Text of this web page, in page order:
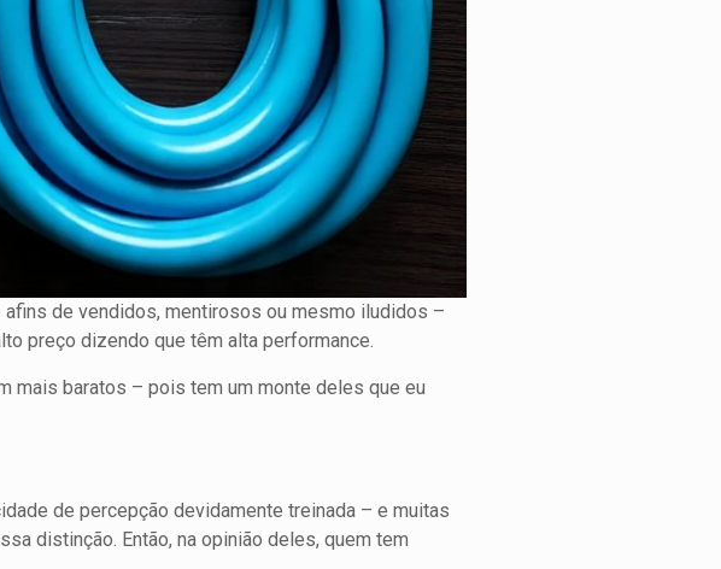
afins de vendidos, mentirosos ou mesmo iludidos –
preço dizendo que têm alta performance.
mais baratos – pois tem um monte deles que eu
de percepção devidamente treinada – e muitas
distinção. Então, na opinião deles, quem tem